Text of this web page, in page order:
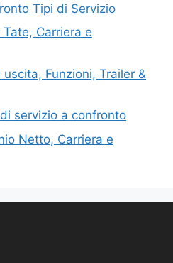
Tipi di Servizio
Carriera e
Funzioni, Trailer &
servizio a confronto
Netto, Carriera e